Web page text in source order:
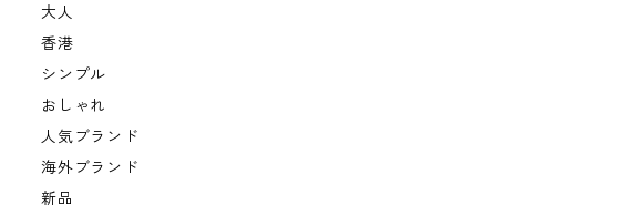
大人
香港
シンプル
おしゃれ
人気ブランド
海外ブランド
新品